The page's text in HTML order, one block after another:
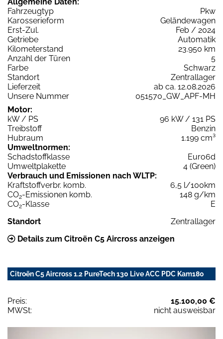
Fahrzeugtyp
Pkw
Karosserieform
Geländewagen
Erst-Zul.
Feb / 2024
Getriebe
Automatik
Kilometerstand
23.950 km
Anzahl der Türen
5
Farbe
Schwarz
Standort
Zentrallager
Lieferzeit
ab ca. 12.08.2026
Unsere Nummer
051570_GW_APF-MH
Motor:
kW / PS
96 kW / 131 PS
Treibstoff
Benzin
Hubraum
1.199 cm³
Umweltnormen:
Schadstoffklasse
Euro6d
Umweltplakette
4 (Green)
Verbrauch und Emissionen nach WLTP:
Kraftstoffverbr. komb.
6,5 l/100km
CO2-Emissionen komb.
148 g/km
CO2-Klasse
E
Standort
Zentrallager
Details zum Citroën C5 Aircross anzeigen
Citroën C5 Aircross 1.2 PureTech 130 Live ACC PDC Kam180
Preis:
15.100,00 €
MWSt:
nicht ausweisbar